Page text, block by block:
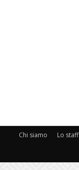
Chi siamo Lo staff